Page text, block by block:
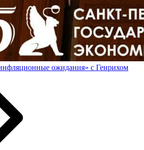
ожидания» с Генрихом